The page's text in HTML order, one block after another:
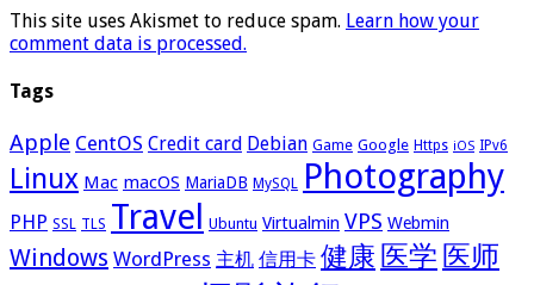
This site uses Akismet to reduce spam. Learn how your
comment data is processed.
Tags
Apple CentOS Credit card Debian Game Google Https iOS IPv6
Linux Mac macOS MariaDB MySQL Photography
PHP SSL TLS Travel Ubuntu Virtualmin VPS Webmin
Windows WordPress 主机 信用卡 健康 医学 医师